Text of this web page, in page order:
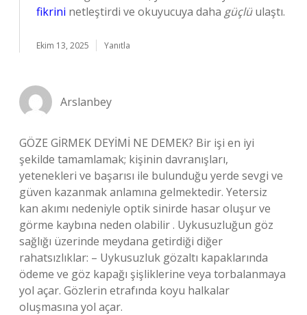
fikrini netleştirdi ve okuyucuya daha güçlüulaştı.
Ekim 13, 2025 Yanıtla
Arslanbey
GÖZE GİRMEK DEYİMİ NE DEMEK? Bir işi en iyi
şekilde tamamlamak; kişinin davranışları,
yetenekleri ve başarısı ile bulunduğu yerde sevgi ve
güven kazanmak anlamına gelmektedir. Yetersiz
kan akımı nedeniyle optik sinirde hasar oluşur ve
görme kaybına neden olabilir . Uykusuzluğun göz
sağlığı üzerinde meydana getirdiği diğer
rahatsızlıklar: – Uykusuzluk gözaltı kapaklarında
ödeme ve göz kapağı şişliklerine veya torbalanmaya
yol açar. Gözlerin etrafında koyu halkalar
oluşmasına yol açar.